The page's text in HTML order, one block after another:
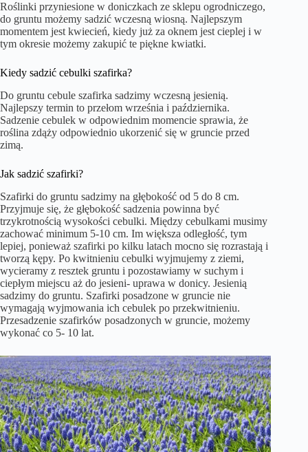
Roślinki przyniesione w doniczkach ze sklepu ogrodniczego,
do gruntu możemy sadzić wczesną wiosną. Najlepszym
momentem jest kwiecień, kiedy już za oknem jest cieplej i w
tym okresie możemy zakupić te piękne kwiatki.
Kiedy sadzić cebulki szafirka?
Do gruntu cebule szafirka sadzimy wczesną jesienią.
Najlepszy termin to przełom września i października.
Sadzenie cebulek w odpowiednim momencie sprawia, że
roślina zdąży odpowiednio ukorzenić się w gruncie przed
zimą.
Jak sadzić szafirki?
Szafirki do gruntu sadzimy na głębokość od 5 do 8 cm.
Przyjmuje się, że głębokość sadzenia powinna być
trzykrotnością wysokości cebulki. Między cebulkami musimy
zachować minimum 5-10 cm. Im większa odległość, tym
lepiej, ponieważ szafirki po kilku latach mocno się rozrastają i
tworzą kępy. Po kwitnieniu cebulki wyjmujemy z ziemi,
wycieramy z resztek gruntu i pozostawiamy w suchym i
ciepłym miejscu aż do jesieni- uprawa w donicy. Jesienią
sadzimy do gruntu. Szafirki posadzone w gruncie nie
wymagają wyjmowania ich cebulek po przekwitnieniu.
Przesadzenie szafirków posadzonych w gruncie, możemy
wykonać co 5- 10 lat.